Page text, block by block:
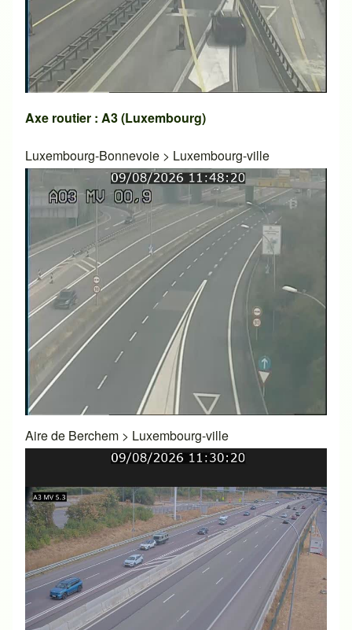
Axe routier : A3 (Luxembourg)
Luxembourg-Bonnevoie > Luxembourg-ville
Aire de Berchem > Luxembourg-ville